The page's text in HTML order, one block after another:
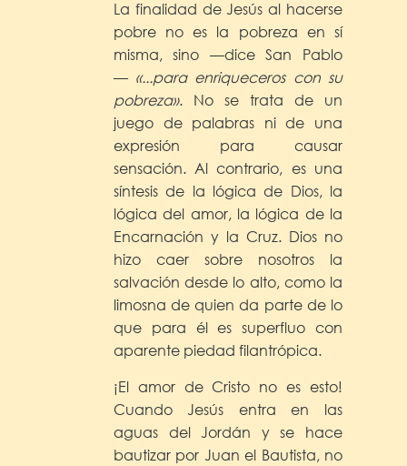
La finalidad de Jesús al hacerse
pobre no es la pobreza en sí
misma, sino —dice San Pablo
— «...para enriqueceros con su
pobreza». No se trata de un
juego de palabras ni de una
expresión para causar
sensación. Al contrario, es una
síntesis de la lógica de Dios, la
lógica del amor, la lógica de la
Encarnación y la Cruz. Dios no
hizo caer sobre nosotros la
salvación desde lo alto, como la
limosna de quien da parte de lo
que para él es superfluo con
aparente piedad filantrópica.
¡El amor de Cristo no es esto!
Cuando Jesús entra en las
aguas del Jordán y se hace
bautizar por Juan el Bautista, no